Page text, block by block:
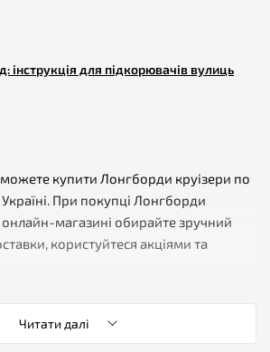
інструкція для підкорювачів вулиць
купити Лонгборди круізери по
Україні. При покупці Лонгборди
магазині обирайте зручний
користуйтеся акціями та
Читати далі